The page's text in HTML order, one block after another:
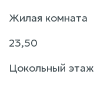
Жилая комната
23,50
Цокольный этаж